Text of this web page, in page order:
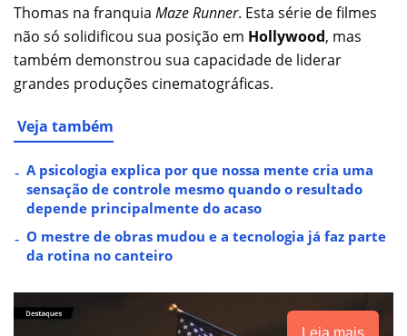
Thomas na franquia Maze Runner. Esta série de filmes
não só solidificou sua posição em Hollywood, mas
também demonstrou sua capacidade de liderar
grandes produções cinematográficas.
Veja também
A psicologia explica por que nossa mente cria uma
sensação de controle mesmo quando o resultado
depende principalmente do acaso
O mestre de obras mudou e a tecnologia já faz parte
da rotina no canteiro
Leia mais